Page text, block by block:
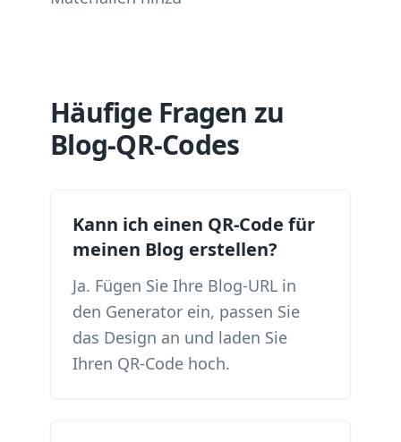
Häufige Fragen zu
Blog-QR-Codes
Kann ich einen QR-Code für
meinen Blog erstellen?
Ja. Fügen Sie Ihre Blog-URL in
den Generator ein, passen Sie
das Design an und laden Sie
Ihren QR-Code hoch.